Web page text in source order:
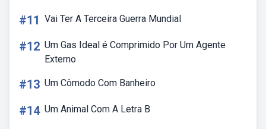
#11 Vai Ter A Terceira Guerra Mundial
#12 Um Gas Ideal é Comprimido Por Um Agente
Externo
#13 Um Cômodo Com Banheiro
#14 Um Animal Com A Letra B